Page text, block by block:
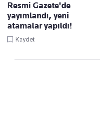
Resmi Gazete'de
yayımlandı, yeni
atamalar yapıldı!
Kaydet